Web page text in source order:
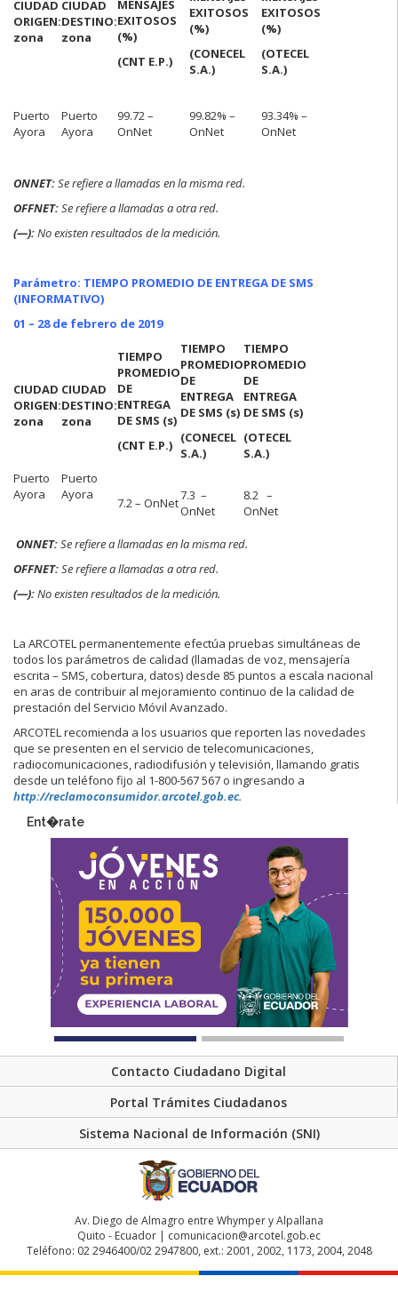
CIUDAD
ORIGEN:
zona
CIUDAD
DESTINO:
zona
MENSAJES
EXITOSOS
(%)
(CNT E.P.)
EXITOSOS
(%)
(CONECEL
S.A.)
EXITOSOS
(%)
(OTECEL
S.A.)
Puerto
Ayora
Puerto
Ayora
99.72 –
OnNet
99.82% –
OnNet
93.34% –
OnNet
ONNET:Se refiere a llamadas en la misma red.
OFFNET:Se refiere a llamadas a otra red.
(—):No existen resultados de la medición.
Parámetro: TIEMPO PROMEDIO DE ENTREGA DE SMS
(INFORMATIVO)
01 – 28 de febrero de 2019
CIUDAD
ORIGEN:
zona
CIUDAD
DESTINO:
zona
TIEMPO
PROMEDIO
DE
ENTREGA
DE SMS (s)
(CNT E.P.)
TIEMPO
PROMEDIO
DE
ENTREGA
DE SMS (s)
(CONECEL
S.A.)
TIEMPO
PROMEDIO
DE
ENTREGA
DE SMS (s)
(OTECEL
S.A.)
Puerto
Ayora
Puerto
Ayora
7.2 – OnNet7.3 –
OnNet
8.2 –
OnNet
ONNET:Se refiere a llamadas en la misma red.
OFFNET:Se refiere a llamadas a otra red.
(—):No existen resultados de la medición.
La ARCOTEL permanentemente efectúa pruebas simultáneas de
todos los parámetros de calidad (llamadas de voz, mensajería
escrita – SMS, cobertura, datos) desde 85 puntos a escala nacional
en aras de contribuir al mejoramiento continuo de la calidad de
prestación del Servicio Móvil Avanzado.
ARCOTEL recomienda a los usuarios que reporten las novedades
que se presenten en el servicio de telecomunicaciones,
radiocomunicaciones, radiodifusión y televisión, llamando gratis
desde un teléfono fijo al 1-800-567 567 o ingresando a
http://reclamoconsumidor.arcotel.gob.ec.
Ent�rate
Contacto Ciudadano Digital
Portal Trámites Ciudadanos
Sistema Nacional de Información (SNI)
Av. Diego de Almagro entre Whymper y Alpallana
Quito - Ecuador | comunicacion@arcotel.gob.ec
Teléfono: 02 2946400/02 2947800, ext.: 2001, 2002, 1173, 2004, 2048